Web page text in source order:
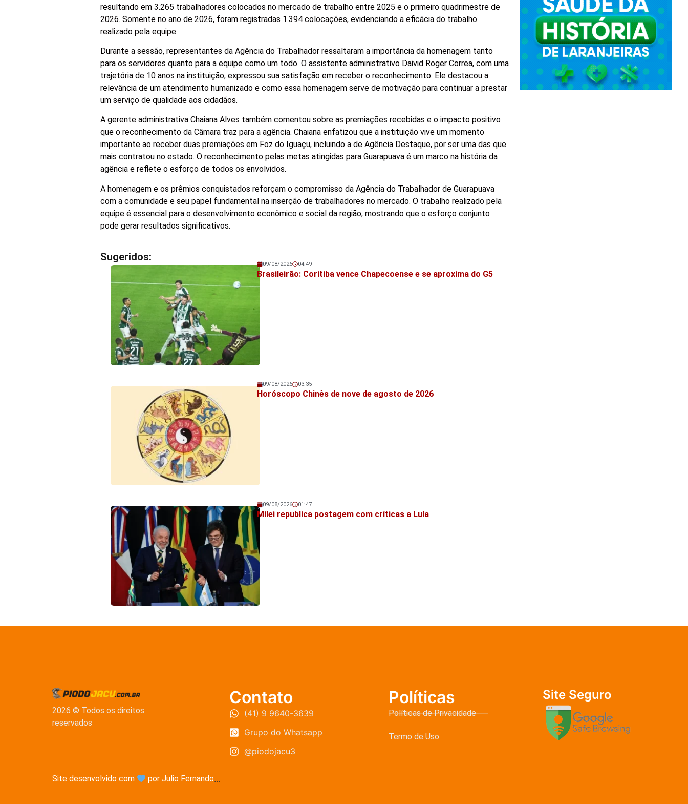
resultando em 3.265 trabalhadores colocados no mercado de trabalho entre 2025 e o primeiro quadrimestre de
2026. Somente no ano de 2026, foram registradas 1.394 colocações, evidenciando a eficácia do trabalho
realizado pela equipe.
Durante a sessão, representantes da Agência do Trabalhador ressaltaram a importância da homenagem tanto
para os servidores quanto para a equipe como um todo. O assistente administrativo Daivid Roger Correa, com uma
trajetória de 10 anos na instituição, expressou sua satisfação em receber o reconhecimento. Ele destacou a
relevância de um atendimento humanizado e como essa homenagem serve de motivação para continuar a prestar
um serviço de qualidade aos cidadãos.
A gerente administrativa Chaiana Alves também comentou sobre as premiações recebidas e o impacto positivo
que o reconhecimento da Câmara traz para a agência. Chaiana enfatizou que a instituição vive um momento
importante ao receber duas premiações em Foz do Iguaçu, incluindo a de Agência Destaque, por ser uma das que
mais contratou no estado. O reconhecimento pelas metas atingidas para Guarapuava é um marco na história da
agência e reflete o esforço de todos os envolvidos.
A homenagem e os prêmios conquistados reforçam o compromisso da Agência do Trabalhador de Guarapuava
com a comunidade e seu papel fundamental na inserção de trabalhadores no mercado. O trabalho realizado pela
equipe é essencial para o desenvolvimento econômico e social da região, mostrando que o esforço conjunto
pode gerar resultados significativos.
Sugeridos:
Veja também!
09/08/2026 04:49
Brasileirão: Coritiba vence Chapecoense e se aproxima do G5
Veja também!
09/08/2026 03:35
Horóscopo Chinês de nove de agosto de 2026
Veja também!
09/08/2026 01:47
Milei republica postagem com críticas a Lula
2026 © Todos os direitos
reservados
Contato
(41) 9 9640-3639
Grupo do Whatsapp
@piodojacu3
Políticas
Políticas de Privacidade
Termo de Uso
Site Seguro
Site desenvolvido com por Julio Fernando...